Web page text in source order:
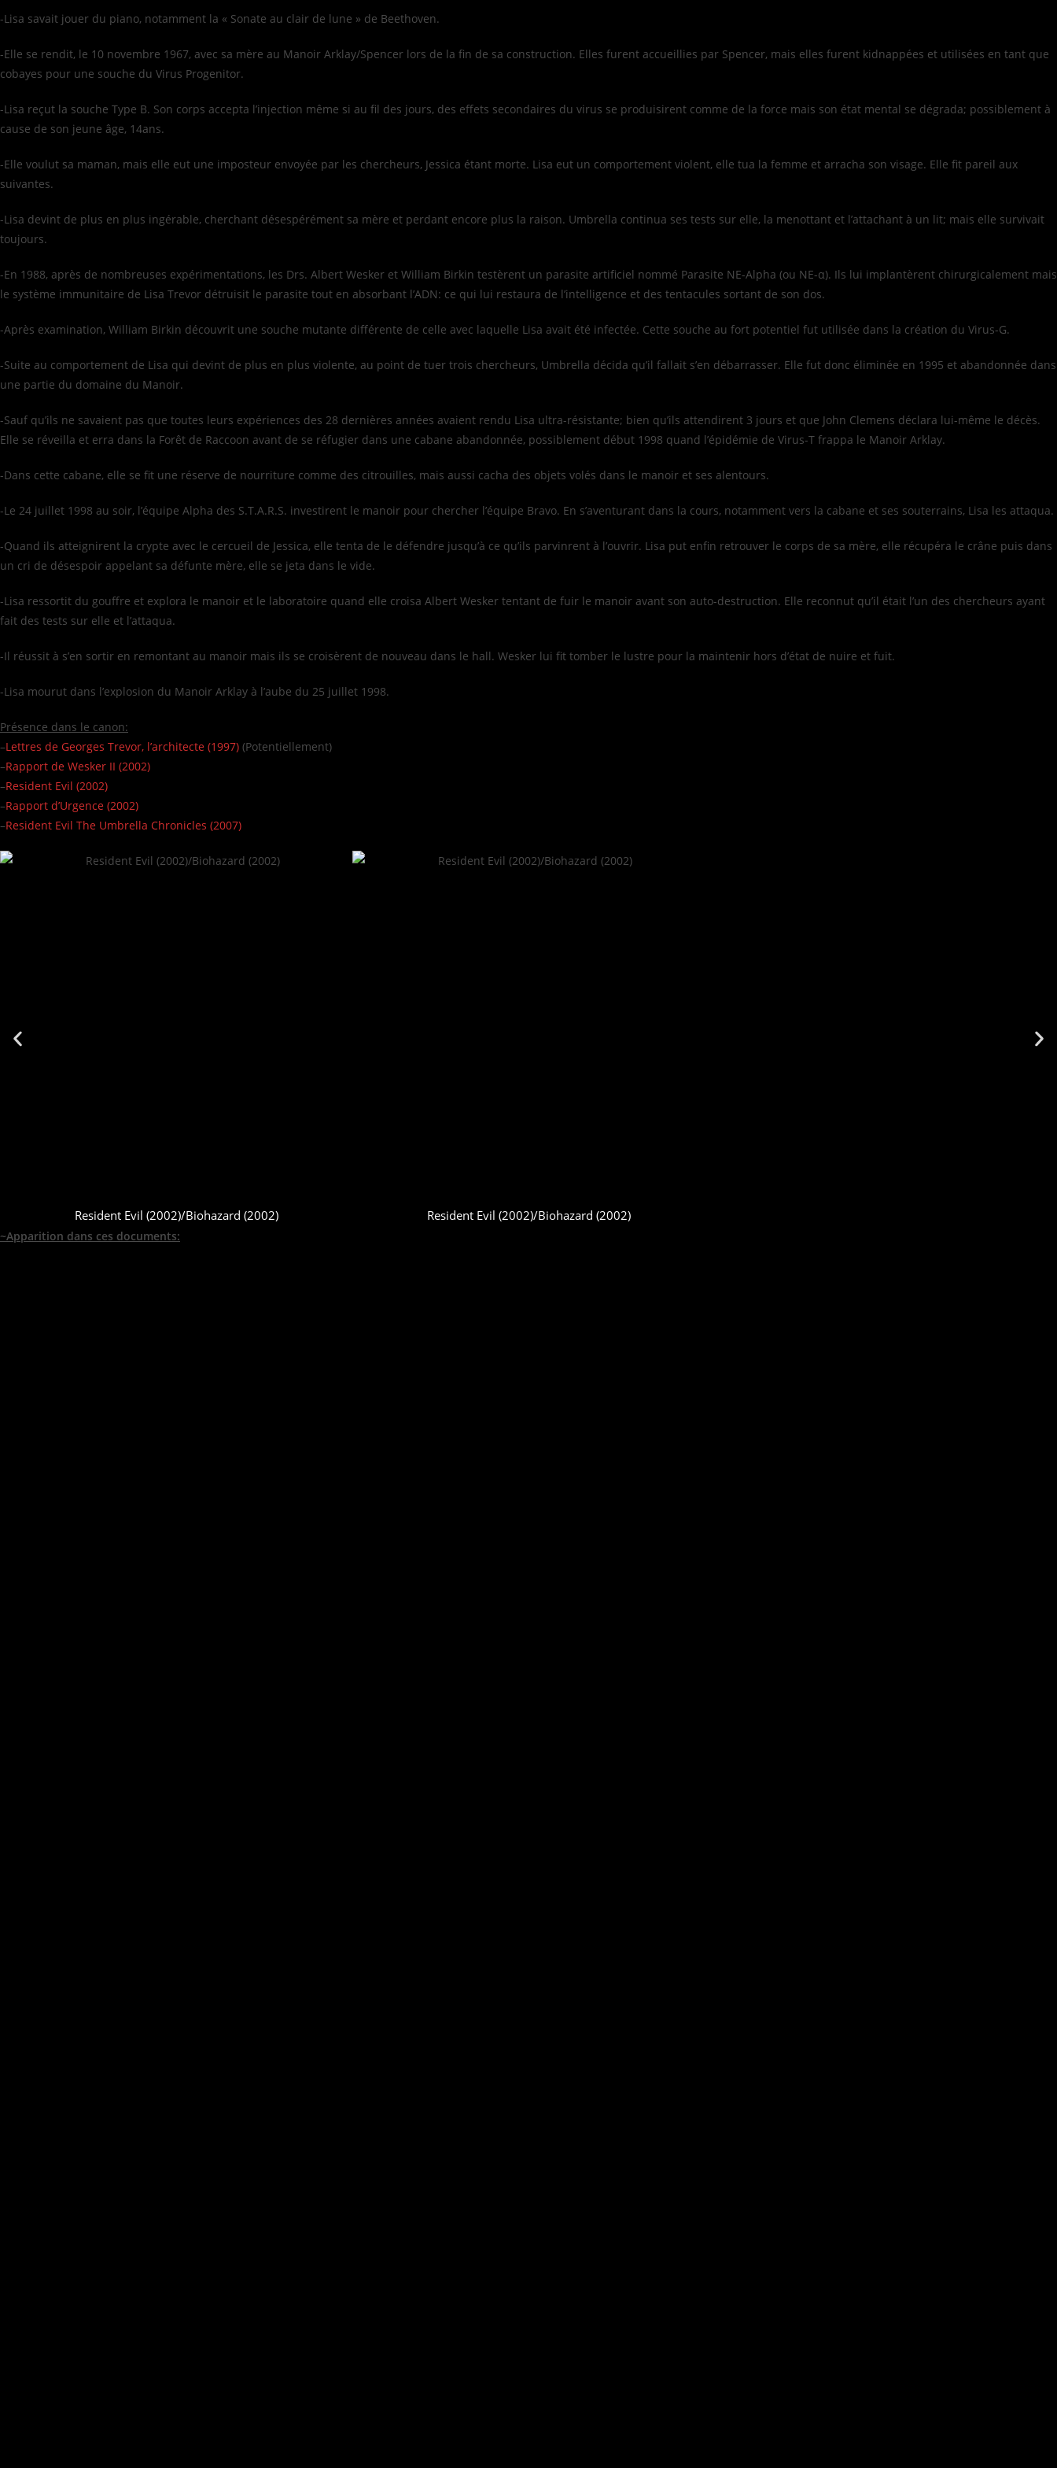
-Lisa savait jouer du piano, notamment la « Sonate au clair de lune » de Beethoven.
-Elle se rendit, le 10 novembre 1967, avec sa mère au Manoir Arklay/Spencer lors de la fin de sa construction. Elles furent accueillies par Spencer, mais elles furent kidnappées et utilisées en tant que
cobayes pour une souche du Virus Progenitor.
-Lisa reçut la souche Type B. Son corps accepta l’injection même si au fil des jours, des effets secondaires du virus se produisirent comme de la force mais son état mental se dégrada; possiblement à
cause de son jeune âge, 14ans.
-Elle voulut sa maman, mais elle eut une imposteur envoyée par les chercheurs, Jessica étant morte. Lisa eut un comportement violent, elle tua la femme et arracha son visage. Elle fit pareil aux
suivantes.
-Lisa devint de plus en plus ingérable, cherchant désespérément sa mère et perdant encore plus la raison. Umbrella continua ses tests sur elle, la menottant et l’attachant à un lit; mais elle survivait
toujours.
-En 1988, après de nombreuses expérimentations, les Drs. Albert Wesker et William Birkin testèrent un parasite artificiel nommé Parasite NE-Alpha (ou NE-α). Ils lui implantèrent chirurgicalement mais
le système immunitaire de Lisa Trevor détruisit le parasite tout en absorbant l’ADN: ce qui lui restaura de l’intelligence et des tentacules sortant de son dos.
-Après examination, William Birkin découvrit une souche mutante différente de celle avec laquelle Lisa avait été infectée. Cette souche au fort potentiel fut utilisée dans la création du Virus-G.
-Suite au comportement de Lisa qui devint de plus en plus violente, au point de tuer trois chercheurs, Umbrella décida qu’il fallait s’en débarrasser. Elle fut donc éliminée en 1995 et abandonnée dans
une partie du domaine du Manoir.
-Sauf qu’ils ne savaient pas que toutes leurs expériences des 28 dernières années avaient rendu Lisa ultra-résistante; bien qu’ils attendirent 3 jours et que John Clemens déclara lui-même le décès.
Elle se réveilla et erra dans la Forêt de Raccoon avant de se réfugier dans une cabane abandonnée, possiblement début 1998 quand l’épidémie de Virus-T frappa le Manoir Arklay.
-Dans cette cabane, elle se fit une réserve de nourriture comme des citrouilles, mais aussi cacha des objets volés dans le manoir et ses alentours.
-Le 24 juillet 1998 au soir, l’équipe Alpha des S.T.A.R.S. investirent le manoir pour chercher l’équipe Bravo. En s’aventurant dans la cours, notamment vers la cabane et ses souterrains, Lisa les attaqua.
-Quand ils atteignirent la crypte avec le cercueil de Jessica, elle tenta de le défendre jusqu’à ce qu’ils parvinrent à l’ouvrir. Lisa put enfin retrouver le corps de sa mère, elle récupéra le crâne puis dans
un cri de désespoir appelant sa défunte mère, elle se jeta dans le vide.
-Lisa ressortit du gouffre et explora le manoir et le laboratoire quand elle croisa Albert Wesker tentant de fuir le manoir avant son auto-destruction. Elle reconnut qu’il était l’un des chercheurs ayant
fait des tests sur elle et l’attaqua.
-Il réussit à s’en sortir en remontant au manoir mais ils se croisèrent de nouveau dans le hall. Wesker lui fit tomber le lustre pour la maintenir hors d’état de nuire et fuit.
-Lisa mourut dans l’explosion du Manoir Arklay à l’aube du 25 juillet 1998.
Présence dans le canon:
–Lettres de Georges Trevor, l’architecte (1997) (Potentiellement)
–Rapport de Wesker II (2002)
–Resident Evil (2002)
–Rapport d’Urgence (2002)
–Resident Evil The Umbrella Chronicles (2007)
Resident Evil (2002)/Biohazard (2002) Resident Evil (2002)/Biohazard (2002)
~Apparition dans ces documents: